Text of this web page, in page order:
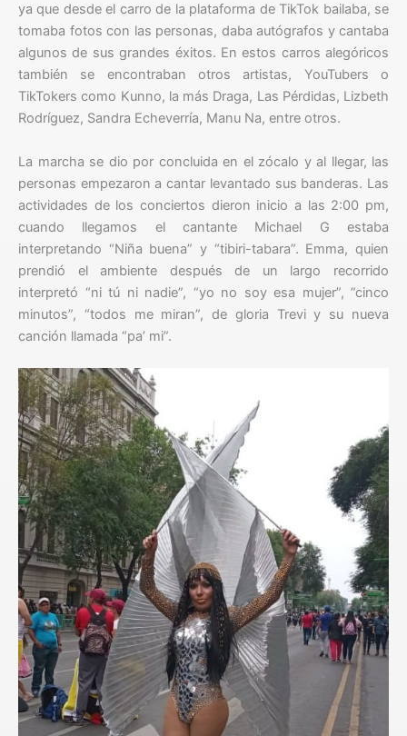
ya que desde el carro de la plataforma de TikTok bailaba, se
tomaba fotos con las personas, daba autógrafos y cantaba
algunos de sus grandes éxitos. En estos carros alegóricos
también se encontraban otros artistas, YouTubers o
TikTokers como Kunno, la más Draga, Las Pérdidas, Lizbeth
Rodríguez, Sandra Echeverría, Manu Na, entre otros.
La marcha se dio por concluida en el zócalo y al llegar, las
personas empezaron a cantar levantado sus banderas. Las
actividades de los conciertos dieron inicio a las 2:00 pm,
cuando llegamos el cantante Michael G estaba
interpretando “Niña buena” y “tibiri-tabara”. Emma, quien
prendió el ambiente después de un largo recorrido
interpretó “ni tú ni nadie”, “yo no soy esa mujer”, ”cinco
minutos”, “todos me miran”, de gloria Trevi y su nueva
canción llamada “pa’ mi”.